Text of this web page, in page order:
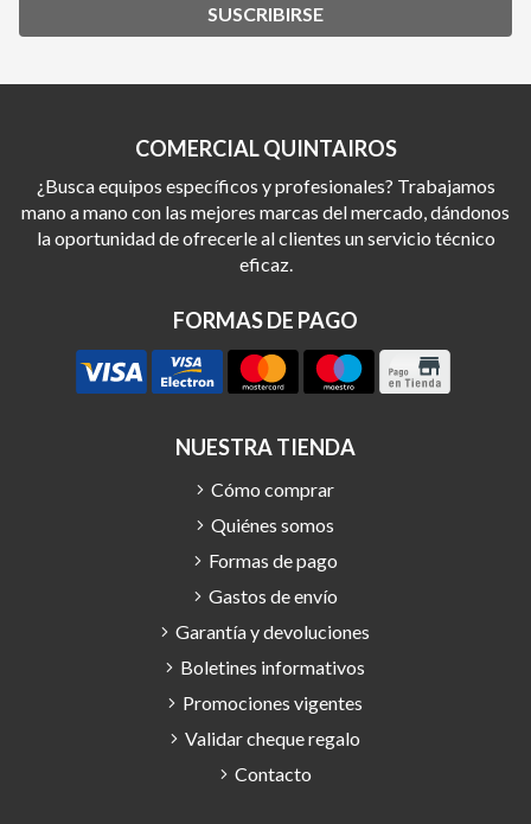
SUSCRIBIRSE
COMERCIAL QUINTAIROS
¿Busca equipos específicos y profesionales? Trabajamos
mano a mano con las mejores marcas del mercado, dándonos
la oportunidad de ofrecerle al clientes un servicio técnico
eficaz.
FORMAS DE PAGO
NUESTRA TIENDA
Cómo comprar
Quiénes somos
Formas de pago
Gastos de envío
Garantía y devoluciones
Boletines informativos
Promociones vigentes
Validar cheque regalo
Contacto